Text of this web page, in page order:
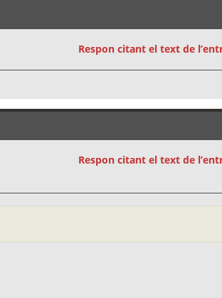
Respon citant el text de
Respon citant el text de